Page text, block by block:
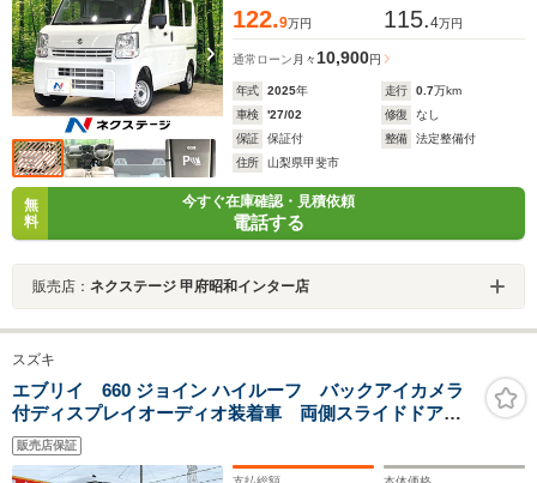
122.9万円 115.4万円
通常ローン 月々 10,900円
年式 2025年 走行 0.7万km
車検
'27/02 修復
なし
保証
保証付 整備
法定整備付
住所
山梨県甲斐市
無
料
今すぐ在庫確認・見積依頼
電話する
販売店： ネクステージ 甲府昭和インター店
スズキ
エブリイ 660 ジョイン ハイルーフ バックアイカメラ
付ディスプレイオーディオ装着車 両側スライドドア
シートヒーター LEDヘッドライト
販売店保証